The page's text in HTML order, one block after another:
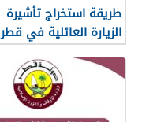
طريقة استخراج تأشيرة
الزيارة العائلية في قطر
2026